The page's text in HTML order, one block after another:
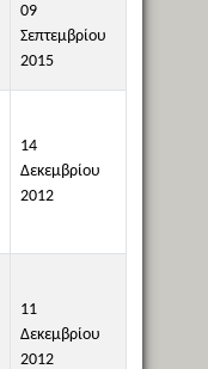
09
Σεπτεμβρίου
2015
14
Δεκεμβρίου
2012
11
Δεκεμβρίου
2012